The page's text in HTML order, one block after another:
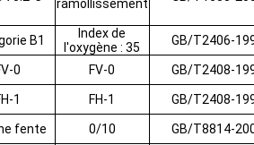
ramollissement
B1
Index de
l'oxygène : 35
GB/T2406-
0 FV-0
GB/T2408-
1 FH-1
GB/T2408-
fente 0/10
GB/T8814-